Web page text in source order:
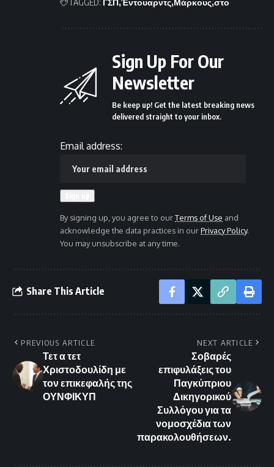
Sign Up For Our
Newsletter
Be keep up! Get the latest breaking news
delivered straight to your inbox.
Email address:
By signing up, you agree to ourTerms of Use and
acknowledge the data practices in ourPrivacy Policy.
You may unsubscribe at any time.
Share This Article
PREVIOUS ARTICLE
Τετ α τετ
Χριστοδουλίδη με
τον επικεφαλής της
ΟΥΝΦΙΚΥΠ
NEXT ARTICLE
Σοβαρές
επιφυλάξεις του
Παγκύπριου
Δικηγορικού
Συλλόγου για τα
νομοσχέδια των
παρακολουθήσεων.